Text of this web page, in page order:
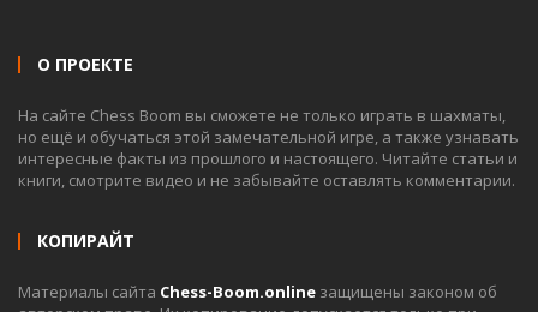
О ПРОЕКТЕ
На сайте Chess Boom вы сможете не только играть в шахматы,
но ещё и обучаться этой замечательной игре, а также узнавать
интересные факты из прошлого и настоящего. Читайте статьи и
книги, смотрите видео и не забывайте оставлять комментарии.
КОПИРАЙТ
Материалы сайта Chess-Boom.online защищены законом об